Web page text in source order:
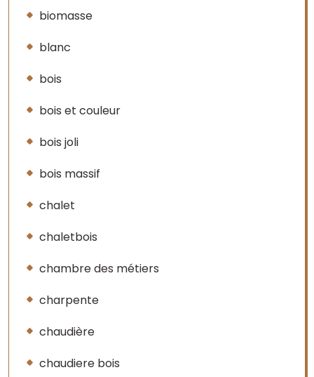
biomasse
blanc
bois
bois et couleur
bois joli
bois massif
chalet
chaletbois
chambre des métiers
charpente
chaudière
chaudiere bois